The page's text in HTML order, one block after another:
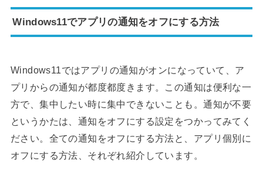
Windows11でアプリの通知をオフにする方法
Windows11ではアプリの通知がオンになっていて、ア
プリからの通知が都度都度きます。この通知は便利な一
方で、集中したい時に集中できないことも。通知が不要
というかたは、通知をオフにする設定をつかってみてく
ださい。全ての通知をオフにする方法と、アプリ個別に
オフにする方法、それぞれ紹介しています。